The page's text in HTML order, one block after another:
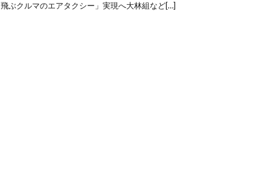
飛ぶクルマのエアタクシー」実現へ大林組など[…]